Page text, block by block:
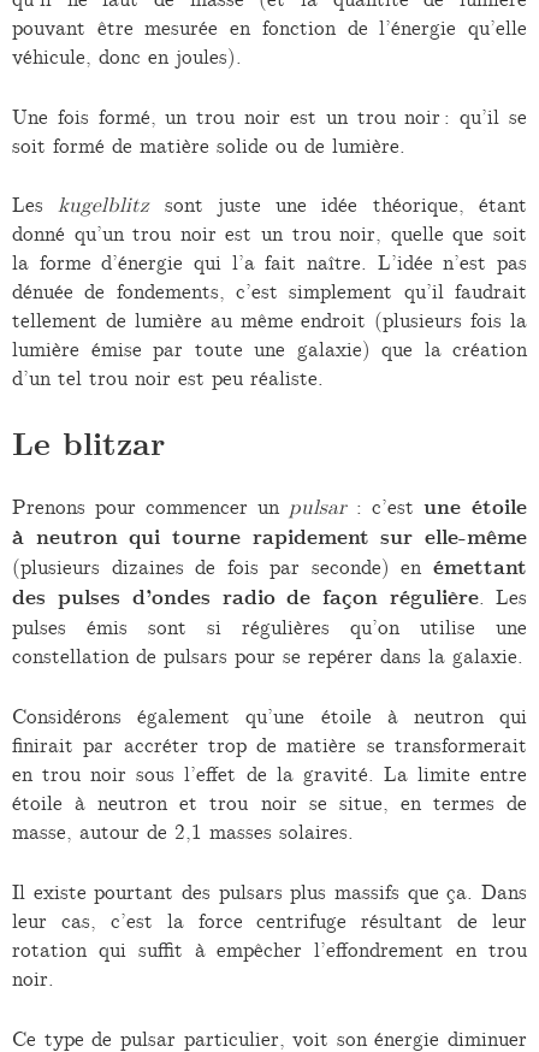
pouvant être mesurée en fonction de l’énergie qu’elle
véhicule, donc en joules).
Une fois formé, un trou noir est un trou noir : qu’il se
soit formé de matière solide ou de lumière.
Leskugelblitzsont juste une idée théorique, étant
donné qu’un trou noir est un trou noir, quelle que soit
la forme d’énergie qui l’a fait naître. L’idée n’est pas
dénuée de fondements, c’est simplement qu’il faudrait
tellement de lumière au même endroit (plusieurs fois la
lumière émise par toute une galaxie) que la création
d’un tel trou noir est peu réaliste.
Le blitzar
Prenons pour commencer un pulsar: c’est une étoile
à neutron qui tourne rapidement sur elle-même
(plusieurs dizaines de fois par seconde) en émettant
des pulses d’ondes radio de façon régulière. Les
pulses émis sont si régulières qu’on utilise une
constellation de pulsars pour se repérer dans la galaxie.
Considérons également qu’une étoile à neutron qui
finirait par accréter trop de matière se transformerait
en trou noir sous l’effet de la gravité. La limite entre
étoile à neutron et trou noir se situe, en termes de
masse, autour de 2,1 masses solaires.
Il existe pourtant des pulsars plus massifs que ça. Dans
leur cas, c’est la force centrifuge résultant de leur
rotation qui suffit à empêcher l’effondrement en trou
noir.
Ce type de pulsar particulier, voit son énergie diminuer